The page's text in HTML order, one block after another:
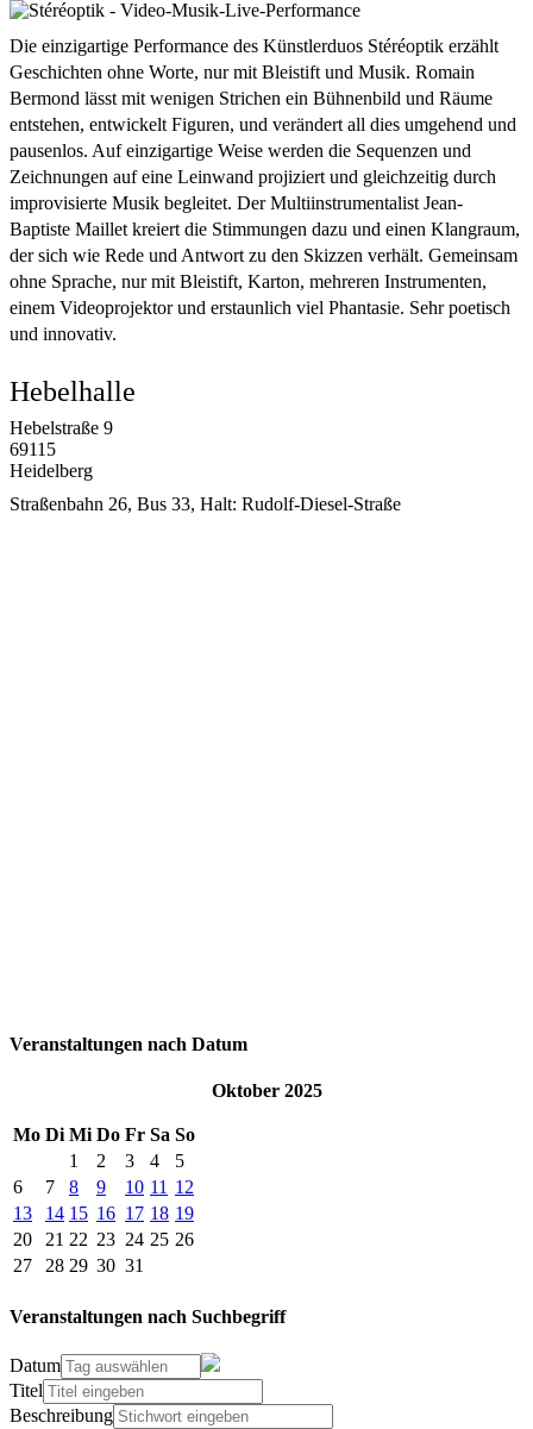
Die einzigartige Performance des Künstlerduos Stéréoptik erzählt
Geschichten ohne Worte, nur mit Bleistift und Musik. Romain
Bermond lässt mit wenigen Strichen ein Bühnenbild und Räume
entstehen, entwickelt Figuren, und verändert all dies umgehend und
pausenlos. Auf einzigartige Weise werden die Sequenzen und
Zeichnungen auf eine Leinwand projiziert und gleichzeitig durch
improvisierte Musik begleitet. Der Multiinstrumentalist Jean-
Baptiste Maillet kreiert die Stimmungen dazu und einen Klangraum,
der sich wie Rede und Antwort zu den Skizzen verhält. Gemeinsam
ohne Sprache, nur mit Bleistift, Karton, mehreren Instrumenten,
einem Videoprojektor und erstaunlich viel Phantasie. Sehr poetisch
und innovativ.
Hebelhalle
Hebelstraße 9
69115
Heidelberg
Straßenbahn 26, Bus 33, Halt: Rudolf-Diesel-Straße
Veranstaltungen nach Datum
Oktober 2025
Mo Di Mi Do Fr Sa So
1
2 3 4
5
6
7 8 9 10 11 12
13
14 15 16 17 18 19
20
21 22 23 24 25 26
27
28 29 30 31
Veranstaltungen nach Suchbegriff
Datum
Titel
Beschreibung